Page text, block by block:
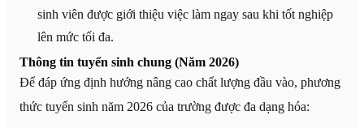
sinh viên được giới thiệu việc làm ngay sau khi tốt nghiệp
lên mức tối đa.
Thông tin tuyển sinh chung (Năm 2026)
Để đáp ứng định hướng nâng cao chất lượng đầu vào, phương
thức tuyển sinh năm 2026 của trường được đa dạng hóa: